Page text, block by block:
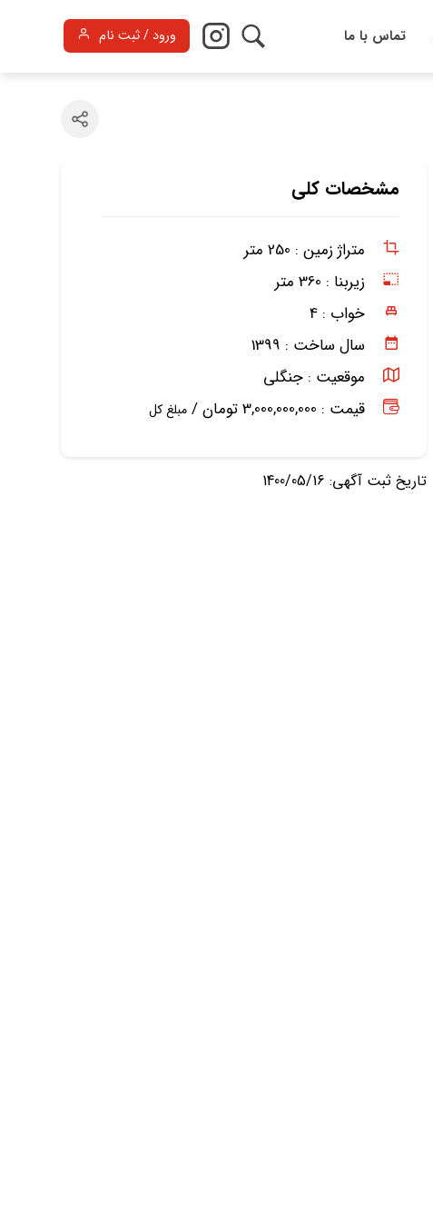
تماس با ما ورود / ثبت نام
مشخصات کلی
متراژ زمین : 250 متر
زیربنا : 360 متر
خواب : 4
سال ساخت : 1399
موقعیت : جنگلی
قیمت : 3,000,000,000 تومان /
مبلغ کل
تاریخ ثبت آگهی: 1400/05/16